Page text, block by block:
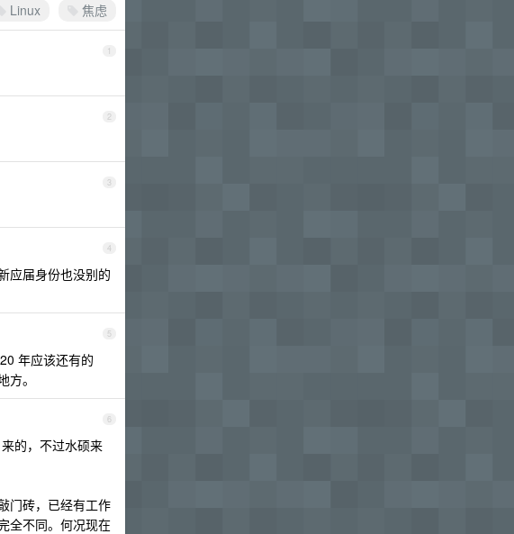
Linux 焦虑
1
2
3
4
应届身份也没别的
5
年应该还有的
。
6
的，不过水硕来
门砖，已经有工作
全不同。何况现在